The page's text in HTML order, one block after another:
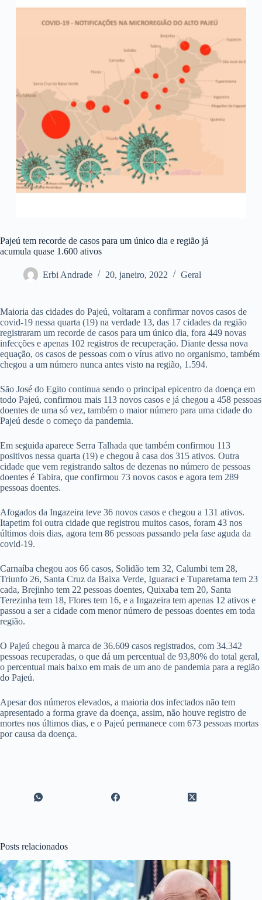
Pajeú tem recorde de casos para um único dia e região já
acumula quase 1.600 ativos
Erbi Andrade 20, janeiro, 2022 Geral
Maioria das cidades do Pajeú, voltaram a confirmar novos casos de
covid-19 nessa quarta (19) na verdade 13, das 17 cidades da região
registraram um recorde de casos para um único dia, fora 449 novas
infecções e apenas 102 registros de recuperação. Diante dessa nova
equação, os casos de pessoas com o vírus ativo no organismo, também
chegou a um número nunca antes visto na região, 1.594.
São José do Egito continua sendo o principal epicentro da doença em
todo Pajeú, confirmou mais 113 novos casos e já chegou a 458 pessoas
doentes de uma só vez, também o maior número para uma cidade do
Pajeú desde o começo da pandemia.
Em seguida aparece Serra Talhada que também confirmou 113
positivos nessa quarta (19) e chegou à casa dos 315 ativos. Outra
cidade que vem registrando saltos de dezenas no número de pessoas
doentes é Tabira, que confirmou 73 novos casos e agora tem 289
pessoas doentes.
Afogados da Ingazeira teve 36 novos casos e chegou a 131 ativos.
Itapetim foi outra cidade que registrou muitos casos, foram 43 nos
últimos dois dias, agora tem 86 pessoas passando pela fase aguda da
covid-19.
Carnaíba chegou aos 66 casos, Solidão tem 32, Calumbi tem 28,
Triunfo 26, Santa Cruz da Baixa Verde, Iguaraci e Tuparetama tem 23
cada, Brejinho tem 22 pessoas doentes, Quixaba tem 20, Santa
Terezinha tem 18, Flores tem 16, e a Ingazeira tem apenas 12 ativos e
passou a ser a cidade com menor número de pessoas doentes em toda
região.
O Pajeú chegou à marca de 36.609 casos registrados, com 34.342
pessoas recuperadas, o que dá um percentual de 93,80% do total geral,
o percentual mais baixo em mais de um ano de pandemia para a região
do Pajeú.
Apesar dos números elevados, a maioria dos infectados não tem
apresentado a forma grave da doença, assim, não houve registro de
mortes nos últimos dias, e o Pajeú permanece com 673 pessoas mortas
por causa da doença.
Posts relacionados